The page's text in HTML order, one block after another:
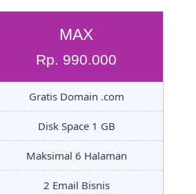
MAX
Rp. 990.000
Gratis Domain .com
Disk Space 1 GB
Maksimal 6 Halaman
2 Email Bisnis